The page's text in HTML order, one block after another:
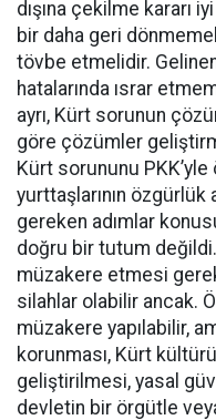
dışına çekilme kararı
bir daha geri
tövbe etmelidir.
hatalarında ısrar
ayrı, Kürt sorunun
göre çözümler
Kürt sorununu
yurttaşlarının özgürlük
gereken adımlar
doğru bir tutum
müzakere etmesi
silahlar olabilir ancak.
müzakere yapılabilir,
korunması, Kürt
geliştirilmesi, yasal
devletin bir örgütle